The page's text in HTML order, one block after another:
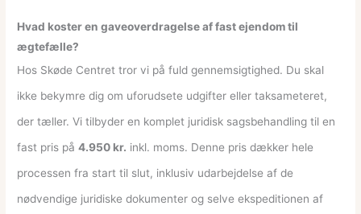
Hvad koster en gaveoverdragelse af fast ejendom til
ægtefælle?
Hos Skøde Centret tror vi på fuld gennemsigtighed. Du skal
ikke bekymre dig om uforudsete udgifter eller taksameteret,
der tæller. Vi tilbyder en komplet juridisk sagsbehandling til en
fast pris på4.950 kr. inkl. moms. Denne pris dækker hele
processen fra start til slut, inklusiv udarbejdelse af de
nødvendige juridiske dokumenter og selve ekspeditionen af